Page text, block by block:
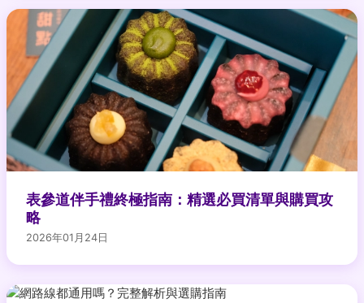
表參道伴手禮終極指南：精選必買清單與購買攻
略
2026年01月24日